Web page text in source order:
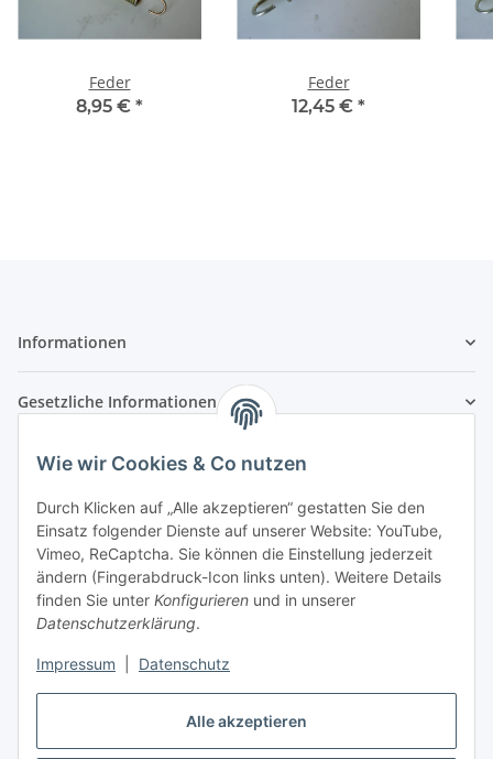
Alle akzeptieren
Wie wir Cookies & Co nutzen
Durch Klicken auf „Alle akzeptieren“ gestatten Sie den
Einsatz folgender Dienste auf unserer Website: YouTube,
Vimeo, ReCaptcha. Sie können die Einstellung jederzeit
ändern (Fingerabdruck-Icon links unten). Weitere Details
finden Sie unter Konfigurieren und in unserer
Datenschutzerklärung.
Impressum Datenschutz
Feder
8,95 € *
Feder
12,45 € *
Informationen
Gesetzliche Informationen
Zahlungsarten
Versandarten
Vertrag widerrufen